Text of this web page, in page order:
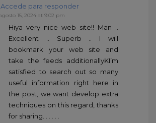
Accede para responder
15, 2024 at 9:02 pm
Hiya very nice web site!! Man ..
Excellent .. Superb .. I will
bookmark your web site and
take the feeds additionallyKI’m
satisfied to search out so many
useful information right here in
the post, we want develop extra
techniques on this regard, thanks
for sharing. . . . . .